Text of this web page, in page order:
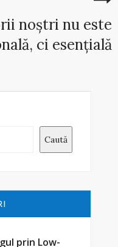
noștri nu este
ci esențială
Caută
prin Low-